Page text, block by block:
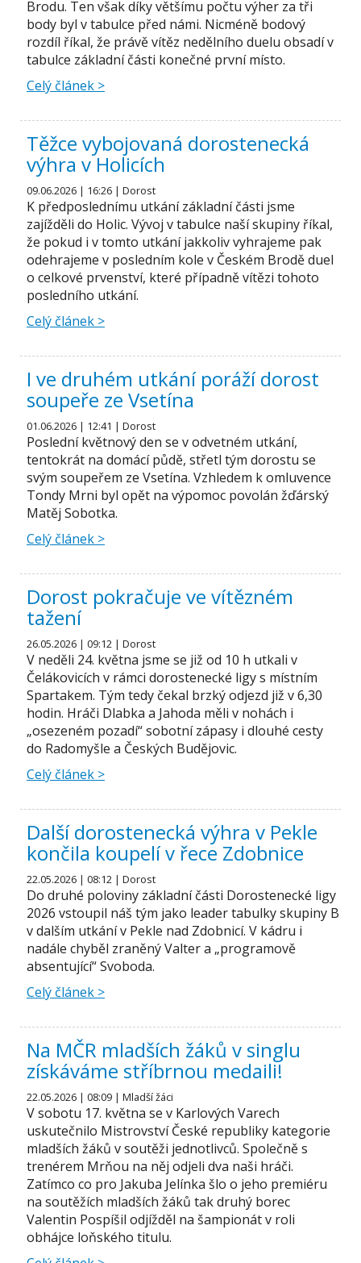
Brodu. Ten však díky většímu počtu výher za tři
body byl v tabulce před námi. Nicméně bodový
rozdíl říkal, že právě vítěz nedělního duelu obsadí v
tabulce základní části konečné první místo.
Celý článek >
Těžce vybojovaná dorostenecká
výhra v Holicích
09.06.2026 | 16:26 | Dorost
K předposlednímu utkání základní části jsme
zajížděli do Holic. Vývoj v tabulce naší skupiny říkal,
že pokud i v tomto utkání jakkoliv vyhrajeme pak
odehrajeme v posledním kole v Českém Brodě duel
o celkové prvenství, které případně vítězi tohoto
posledního utkání.
Celý článek >
I ve druhém utkání poráží dorost
soupeře ze Vsetína
01.06.2026 | 12:41 | Dorost
Poslední květnový den se v odvetném utkání,
tentokrát na domácí půdě, střetl tým dorostu se
svým soupeřem ze Vsetína. Vzhledem k omluvence
Tondy Mrni byl opět na výpomoc povolán žďárský
Matěj Sobotka.
Celý článek >
Dorost pokračuje ve vítězném
tažení
26.05.2026 | 09:12 | Dorost
V neděli 24. května jsme se již od 10 h utkali v
Čelákovicích v rámci dorostenecké ligy s místním
Spartakem. Tým tedy čekal brzký odjezd již v 6,30
hodin. Hráči Dlabka a Jahoda měli v nohách i
„osezeném pozadí“ sobotní zápasy i dlouhé cesty
do Radomyšle a Českých Budějovic.
Celý článek >
Další dorostenecká výhra v Pekle
končila koupelí v řece Zdobnice
22.05.2026 | 08:12 | Dorost
Do druhé poloviny základní části Dorostenecké ligy
2026 vstoupil náš tým jako leader tabulky skupiny B
v dalším utkání v Pekle nad Zdobnicí. V kádru i
nadále chyběl zraněný Valter a „programově
absentující“ Svoboda.
Celý článek >
Na MČR mladších žáků v singlu
získáváme stříbrnou medaili!
22.05.2026 | 08:09 | Mladší žáci
V sobotu 17. května se v Karlových Varech
uskutečnilo Mistrovství České republiky kategorie
mladších žáků v soutěži jednotlivců. Společně s
trenérem Mrňou na něj odjeli dva naši hráči.
Zatímco co pro Jakuba Jelínka šlo o jeho premiéru
na soutěžích mladších žáků tak druhý borec
Valentin Pospíšil odjížděl na šampionát v roli
obhájce loňského titulu.